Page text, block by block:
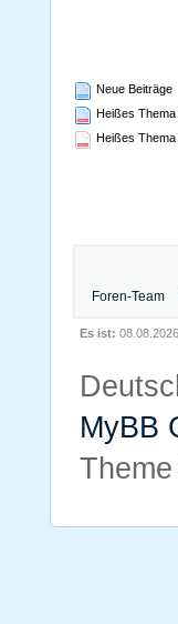
Neue Beiträge
Heißes Thema
Heißes Thema
Foren-Team
Es ist:
MyBB